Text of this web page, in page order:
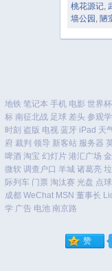
桃花源记,
墙公园 , 陋
地铁 笔记本 手机 电影 世界杯
标 南征北战 足球 差头 参观学
时刻 盗版 电视 蓝牙 iPad 天
府 裁判 领导 新客站 服务器
啤酒 淘宝 幻灯片 港汇广场
微软 调查户口 羊城 诸葛亮
际列车 门票 淘汰赛 光盘 点球
成都 WeChat MSN 董事长
学 广告 电池 南京路